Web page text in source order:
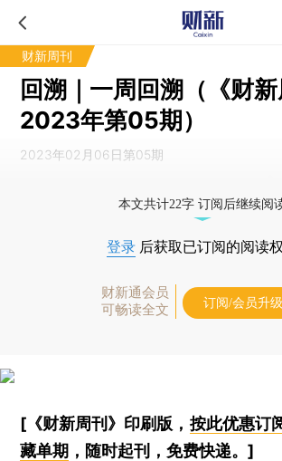
财新周刊
回溯｜一周回溯（《财新
2023年第05期）
2023年02月06日第05期
本文共计22字 订阅后继续阅
登录 后获取已订阅的阅读
财新通会员
可畅读全文
订阅/会员升级
[《财新周刊》印刷版， 按此优惠订
藏单期 ，随时起刊，免费快递。]